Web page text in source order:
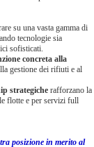
su una vasta gamma di
tecnologie sia
sofisticati.
concreta alla
gestione dei rifiuti e al
strategiche rafforzano la
flotte e per servizi full
posizione in merito al